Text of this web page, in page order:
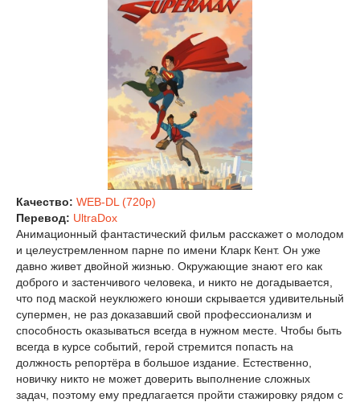
Качество: WEB-DL (720p)
Перевод: UltraDox
Анимационный фантастический фильм расскажет о молодом
и целеустремленном парне по имени Кларк Кент. Он уже
давно живет двойной жизнью. Окружающие знают его как
доброго и застенчивого человека, и никто не догадывается,
что под маской неуклюжего юноши скрывается удивительный
супермен, не раз доказавший свой профессионализм и
способность оказываться всегда в нужном месте. Чтобы быть
всегда в курсе событий, герой стремится попасть на
должность репортёра в большое издание. Естественно,
новичку никто не может доверить выполнение сложных
задач, поэтому ему предлагается пройти стажировку рядом с